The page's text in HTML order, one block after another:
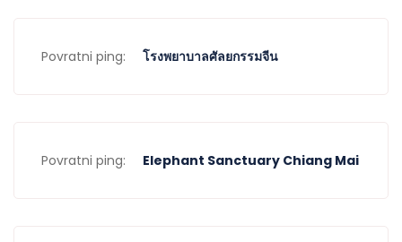
Povratni ping: โรงพยาบาลศัลยกรรมจีน
Povratni ping: Elephant Sanctuary Chiang Mai